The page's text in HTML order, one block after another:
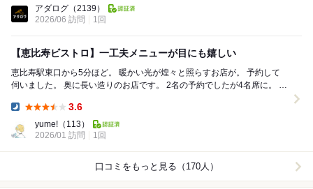
アダログ （2139）
2026/06 訪問
1回
【恵比寿ビストロ】一工夫メニューが目にも嬉しい
恵比寿駅東口から5分ほど。 暖かい光が煌々と照らすお店が。 予約して
伺いました。 奥に長い造りのお店です。 2名の予約でしたが4名席に。 隣
3.6
yume! （113）
2026/01 訪問
1回
口コミをもっと見る（170人）